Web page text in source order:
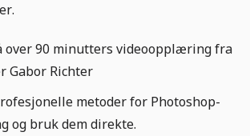
over 90 minutters videoopplæring fra
Gabor Richter
metoder for Photoshop-
og bruk dem direkte.